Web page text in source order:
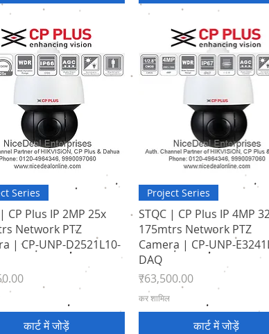
त्वरित दृश्य
Series
CP Plus IP 2MP 25x
Network PTZ
| CP-UNP-D2521L10-
कार्ट में जोड़ें
त्वरित दृश्य
Project Series
STQC | CP Plus IP 4MP
175mtrs Network PTZ
Camera | CP-UNP-
DAQ
मूल्य
₹63,500.00
कर शामिल
कार्ट में जोड़ें